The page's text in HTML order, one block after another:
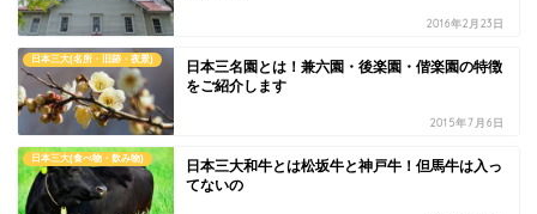
2016年2月23日
日本三大(名所・旧跡・夜景)
日本三名園とは！兼六園・後楽園・偕楽園の特徴
をご紹介します
2015年7月6日
日本三大(食べ物・飲み物)
日本三大和牛とは松坂牛と神戸牛！但馬牛は入っ
てないの